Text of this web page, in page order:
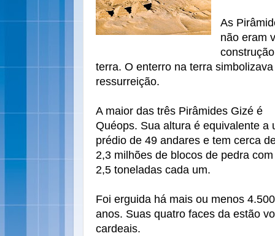
As
não eram
terra. O enterro na terra
ressurreição.
A maior das três Pirâmides Gizé é
Quéops. Sua altura é equivalente a
prédio de 49 andares e tem cerca
2,3 milhões de blocos de pedra com
2,5 toneladas cada um.
Foi erguida há mais ou menos 4.500
anos. Suas quatro faces da estão
cardeais.